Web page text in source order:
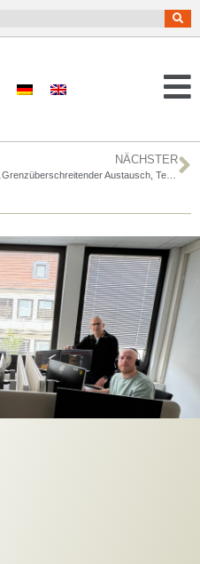
NÄCHSTER